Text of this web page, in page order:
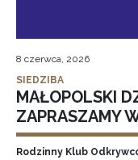
8 czerwca, 2026
SIEDZIBA
MAŁOPOLSKI
ZAPRASZAMY
Rodzinny Klub